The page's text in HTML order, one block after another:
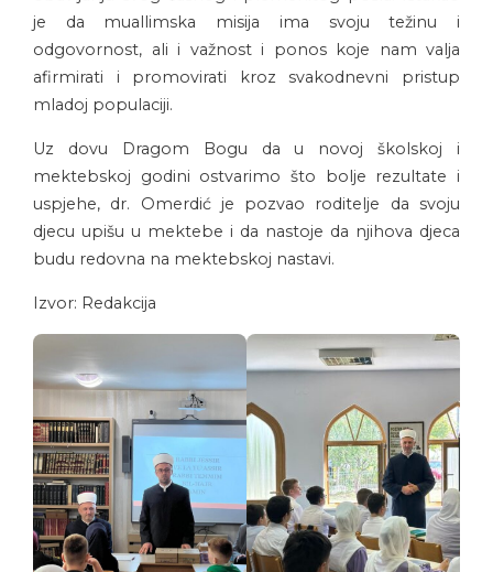
je da muallimska misija ima svoju težinu i
odgovornost, ali i važnost i ponos koje nam valja
afirmirati i promovirati kroz svakodnevni pristup
mladoj populaciji.
Uz dovu Dragom Bogu da u novoj školskoj i
mektebskoj godini ostvarimo što bolje rezultate i
uspjehe, dr. Omerdić je pozvao roditelje da svoju
djecu upišu u mektebe i da nastoje da njihova djeca
budu redovna na mektebskoj nastavi.
Izvor: Redakcija